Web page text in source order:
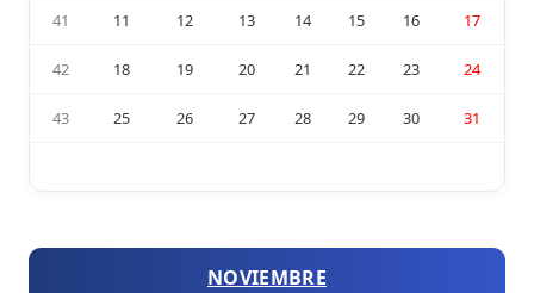
41 11 12 13 14 15 16 17
42 18 19 20 21 22 23 24
43 25 26 27 28 29 30 31
NOVIEMBRE